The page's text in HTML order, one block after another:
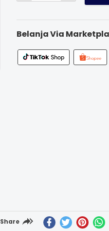
Belanja Via
Share